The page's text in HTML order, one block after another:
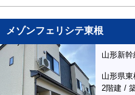
メゾンフェリシテ東根
山形新
山形県
2階建 /